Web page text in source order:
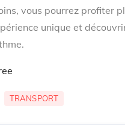
vous pourrez profiter
unique et
TRANSPORT